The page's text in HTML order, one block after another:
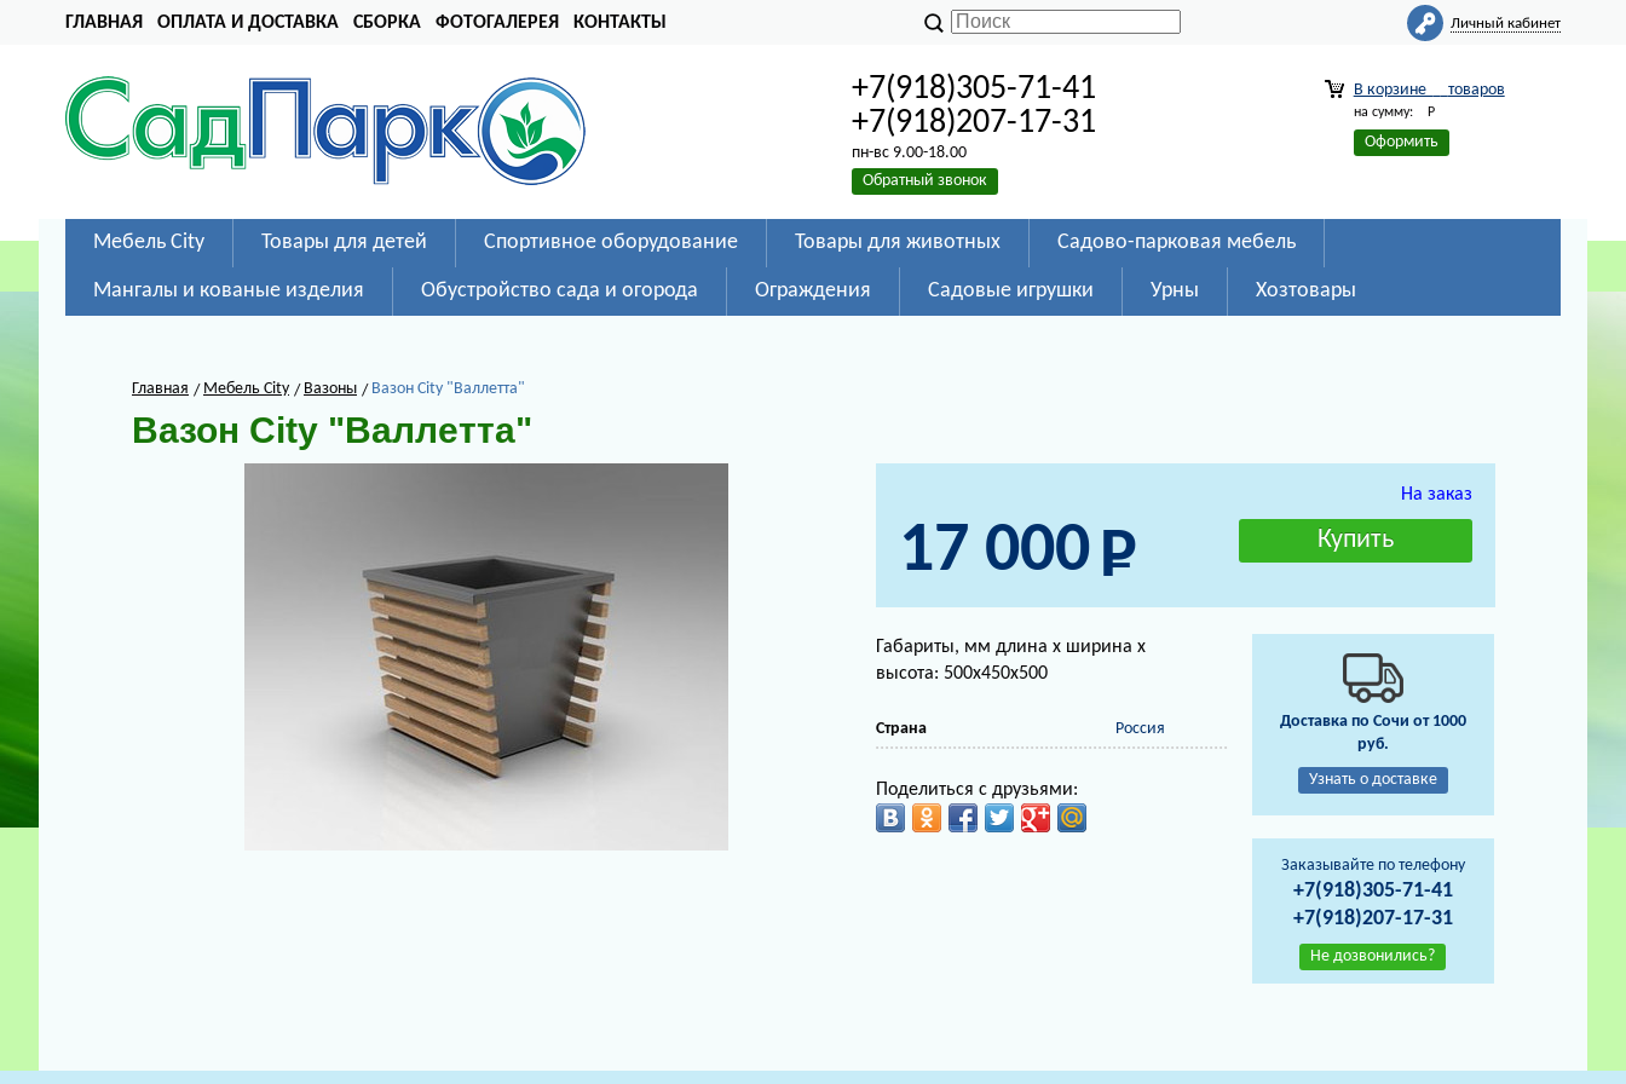
ГЛАВНАЯ ОПЛАТА И ДОСТАВКА СБОРКА ФОТОГАЛЕРЕЯ КОНТАКТЫ Личный кабинет
+7(918)305-71-41
+7(918)207-17-31
пн-вс 9.00-18.00
Обратный звонок
В корзине товаров
на сумму: Р
Оформить
Мебель City Товары для детей Спортивное оборудование Товары для животных Садово-парковая мебель
Мангалы и кованые изделия Обустройство сада и огорода Ограждения Садовые игрушки Урны Хозтовары
Главная Мебель City Вазоны Вазон City "Валлетта"
Вазон City "Валлетта"
На заказ
17 000
Габариты, мм длина х ширина х
высота: 500х450х500
Страна Россия
Поделиться с друзьями:
Доставка по Сочи от 1000
руб.
Узнать о доставке
Заказывайте по телефону
+7(918)305-71-41
+7(918)207-17-31
Не дозвонились?